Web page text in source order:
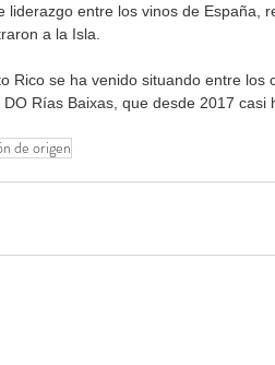
entre los vinos de España,
a la Isla.
Rico se ha venido situando entre los
Rías Baixas, que desde 2017 casi
de origen